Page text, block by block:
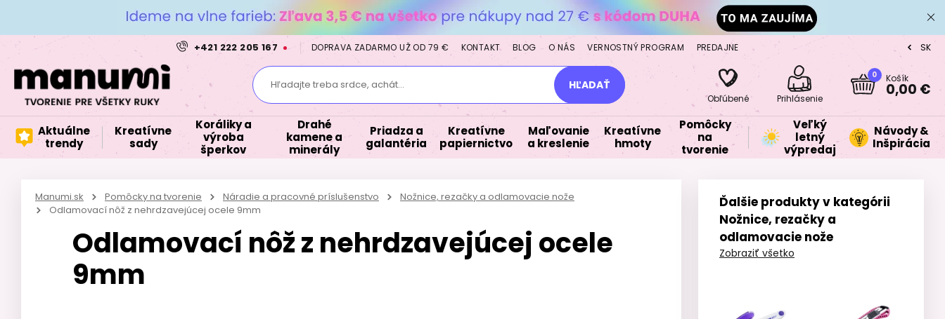
+421 222 205 167 DOPRAVA ZADARMO UŽ OD 79 € KONTAKT BLOG O NÁS VERNOSTNÝ PROGRAM PREDAJNE CZ
SK
Hľadajte treba srdce, achát... HĽADAŤ
Obľúbené Prihlásenie
0 Košík
0,00 €
Aktuálne
trendy
Kreatívne
sady
Koráliky a
výroba
šperkov
Drahé
kamene a
minerály
Priadza a
galantéria
Kreatívne
papiernictvo
Maľovanie
a kreslenie
Kreatívne
hmoty
Pomôcky
na
tvorenie
Veľký
letný
výpredaj
Návody &
Inšpirácia
Manumi.sk Pomôcky na tvorenie Náradie a pracovné príslušenstvo
Nožnice, rezačky a odlamovacie nože
Odlamovací nôž z nehrdzavejúcej ocele 9mm
Odlamovací nôž z nehrdzavejúcej ocele
9mm
Ďalšie produkty v kategórii
Nožnice, rezačky a
odlamovacie nože
Zobraziť všetko